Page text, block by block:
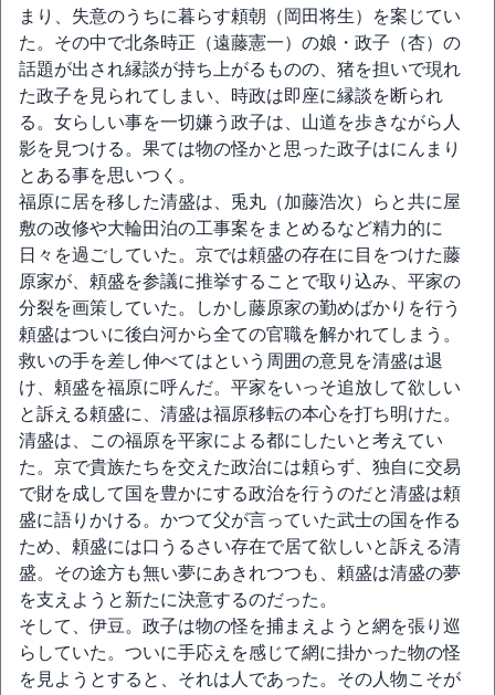
まり、失意のうちに暮らす頼朝（岡田将生）を案じてい
た。その中で北条時正（遠藤憲一）の娘・政子（杏）の
話題が出され縁談が持ち上がるものの、猪を担いで現れ
た政子を見られてしまい、時政は即座に縁談を断られ
る。女らしい事を一切嫌う政子は、山道を歩きながら人
影を見つける。果ては物の怪かと思った政子はにんまり
とある事を思いつく。
福原に居を移した清盛は、兎丸（加藤浩次）らと共に屋
敷の改修や大輪田泊の工事案をまとめるなど精力的に
日々を過ごしていた。京では頼盛の存在に目をつけた藤
原家が、頼盛を参議に推挙することで取り込み、平家の
分裂を画策していた。しかし藤原家の勤めばかりを行う
頼盛はついに後白河から全ての官職を解かれてしまう。
救いの手を差し伸べてはという周囲の意見を清盛は退
け、頼盛を福原に呼んだ。平家をいっそ追放して欲しい
と訴える頼盛に、清盛は福原移転の本心を打ち明けた。
清盛は、この福原を平家による都にしたいと考えてい
た。京で貴族たちを交えた政治には頼らず、独自に交易
で財を成して国を豊かにする政治を行うのだと清盛は頼
盛に語りかける。かつて父が言っていた武士の国を作る
ため、頼盛には口うるさい存在で居て欲しいと訴える清
盛。その途方も無い夢にあきれつつも、頼盛は清盛の夢
を支えようと新たに決意するのだった。
そして、伊豆。政子は物の怪を捕まえようと網を張り巡
らしていた。ついに手応えを感じて網に掛かった物の怪
を見ようとすると、それは人であった。その人物こそが